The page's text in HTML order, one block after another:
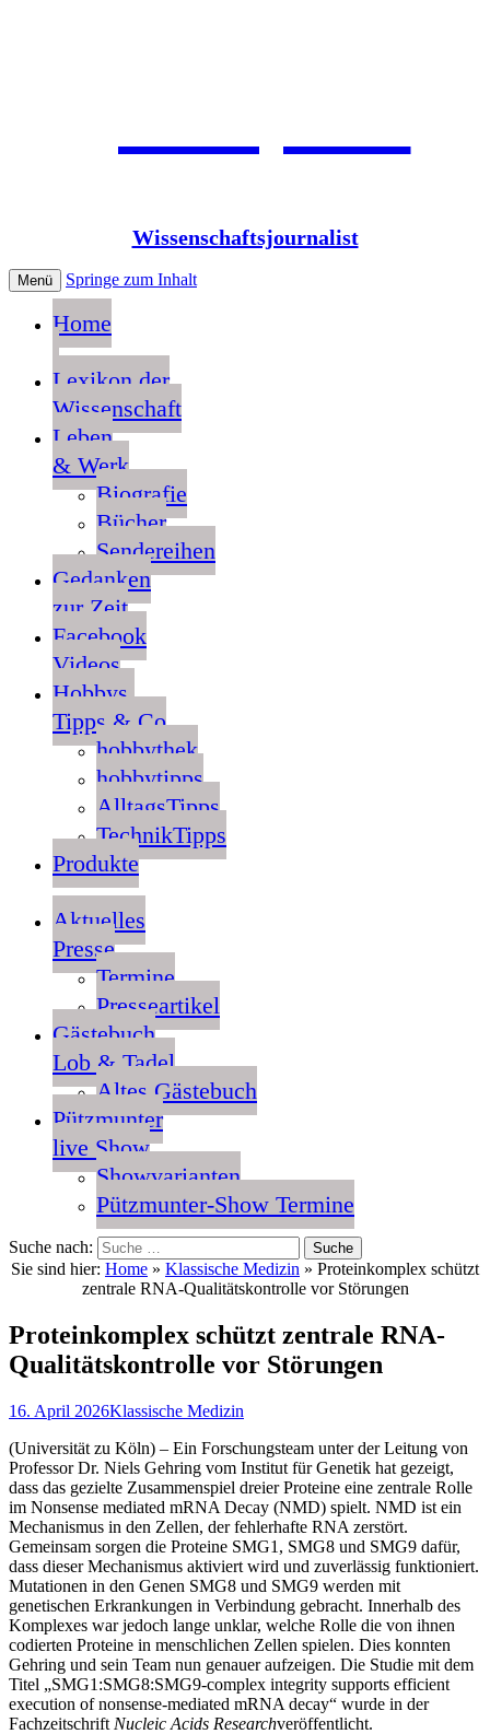
Jean Pütz
Wissenschaftsjournalist
Menü Springe zum Inhalt
Home
Lexikon der
Wissenschaft
Leben
& Werk
Biografie
Bücher
Sendereihen
Gedanken
zur Zeit
Facebook
Videos
Hobbys,
Tipps & Co
hobbythek
hobbytipps
AlltagsTipps
TechnikTipps
Produkte
Aktuelles
Presse
Termine
Presseartikel
Gästebuch
Lob & Tadel
Altes Gästebuch
Pützmunter
live Show
Showvarianten
Pützmunter-Show Termine
Suche nach:
Sie sind hier: Home » Klassische Medizin » Proteinkomplex schützt
zentrale RNA-Qualitätskontrolle vor Störungen
Proteinkomplex schützt zentrale RNA-
Qualitätskontrolle vor Störungen
16. April 2026Klassische Medizin
(Universität zu Köln) – Ein Forschungsteam unter der Leitung von
Professor Dr. Niels Gehring vom Institut für Genetik hat gezeigt,
dass das gezielte Zusammenspiel dreier Proteine eine zentrale Rolle
im Nonsense mediated mRNA Decay (NMD) spielt. NMD ist ein
Mechanismus in den Zellen, der fehlerhafte RNA zerstört.
Gemeinsam sorgen die Proteine SMG1, SMG8 und SMG9 dafür,
dass dieser Mechanismus aktiviert wird und zuverlässig funktioniert.
Mutationen in den Genen SMG8 und SMG9 werden mit
genetischen Erkrankungen in Verbindung gebracht. Innerhalb des
Komplexes war jedoch lange unklar, welche Rolle die von ihnen
codierten Proteine in menschlichen Zellen spielen. Dies konnten
Gehring und sein Team nun genauer aufzeigen. Die Studie mit dem
Titel „SMG1:SMG8:SMG9-complex integrity supports efficient
execution of nonsense-mediated mRNA decay“ wurde in der
Fachzeitschrift Nucleic Acids Researchveröffentlicht.